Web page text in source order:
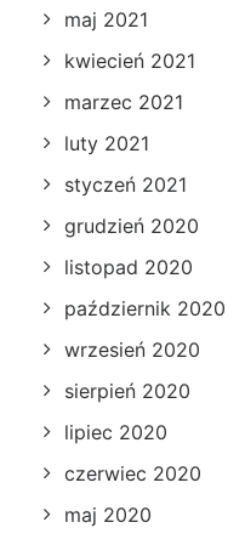
maj 2021
kwiecień 2021
marzec 2021
luty 2021
styczeń 2021
grudzień 2020
listopad 2020
październik 2020
wrzesień 2020
sierpień 2020
lipiec 2020
czerwiec 2020
maj 2020